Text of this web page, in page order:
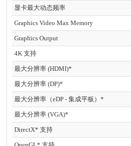
显卡最大动态频率
Graphics Video Max Memory
Graphics Output
4K 支持
最大分辨率 (HDMI)*
最大分辨率 (DP)*
最大分辨率（eDP - 集成平板）*
最大分辨率 (VGA)*
DirectX* 支持